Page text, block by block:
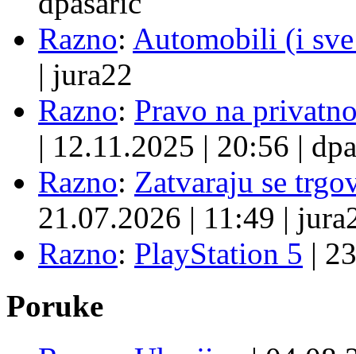
Razno: Automobili (i
| jura22
Razno: Pravo na
| 12.11.2025 | 20:56 |
Razno: Zatvaraju se
21.07.2026 | 11:49 |
Razno: PlayStation 5 |
Poruke